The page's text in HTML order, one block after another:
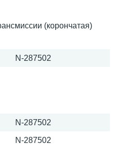
(корончатая)
N-287502
N-287502
N-287502